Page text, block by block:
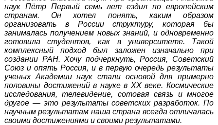
наук Пётр Первый семь лет ездил по европейским
странам. Он хотел понять, каким образом
организовать в России структуру, которая бы
занималась получением новых знаний, и одновременно
готовила студентов, как в университете. Такой
комплексный подход был заложен изначально при
создании РАН. Хочу подчеркнуть, Россия, Советский
Союз и опять Россия, и в первую очередь результаты
ученых Академии наук стали основой для примерно
половины достижений в науке в XXвеке. Космические
исследования, телевидение, сотовая связь и многое
другое — это результаты советских разработок. По
научным результатам наша страна всегда отличалась
своими достижениями и своими результатами.